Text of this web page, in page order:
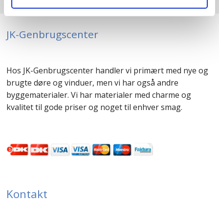
JK-Genbrugscenter
Hos JK-Genbrugscenter handler vi primært med nye og
brugte døre og vinduer, men vi har også andre
byggematerialer. Vi har materialer med charme og
kvalitet til gode priser og noget til enhver smag.
Kontakt